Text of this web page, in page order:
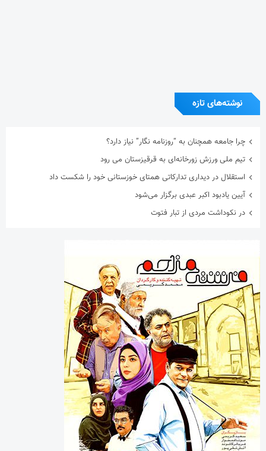
استقلال در دیداری تدارکاتی همتای خوزستانی خود را شکست داد
آیین یادبود اکبر عبدی برگزار می‌شود
در نکوداشت مردی از تبار فتوت